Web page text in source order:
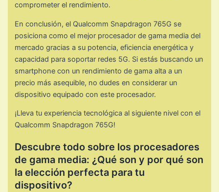
comprometer el rendimiento.
En conclusión, el Qualcomm Snapdragon 765G se
posiciona como el mejor procesador de gama media del
mercado gracias a su potencia, eficiencia energética y
capacidad para soportar redes 5G. Si estás buscando un
smartphone con un rendimiento de gama alta a un
precio más asequible, no dudes en considerar un
dispositivo equipado con este procesador.
¡Lleva tu experiencia tecnológica al siguiente nivel con el
Qualcomm Snapdragon 765G!
Descubre todo sobre los procesadores
de gama media: ¿Qué son y por qué son
la elección perfecta para tu
dispositivo?